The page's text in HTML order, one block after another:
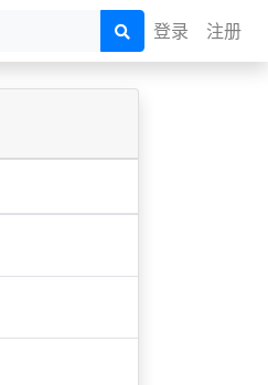
登录 注册